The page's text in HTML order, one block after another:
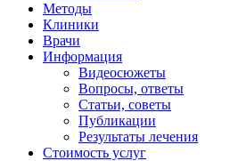
Методы
Клиники
Врачи
Информация
Видеосюжеты
Вопросы, ответы
Статьи, советы
Публикации
Результаты лечения
Стоимость услуг